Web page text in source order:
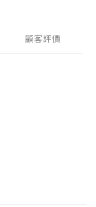
顧客評價